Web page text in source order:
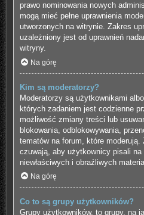
prawo nominowania nowych
mogą mieć pełne uprawnienia
utworzonych na witrynie. Zakres
uzależniony jest od uprawnień
witryny.
Na górę
Kim są moderatorzy?
Moderatorzy są użytkownikami
których zadaniem jest codzienne
możliwość zmiany treści lub
blokowania, odblokowywania,
tematów na forum, które moderują.
czuwają, aby użytkownicy pisali
niewłaściwych i obraźliwych
Na górę
Co to są grupy użytkowników?
Grupy użytkowników, to grupy, na